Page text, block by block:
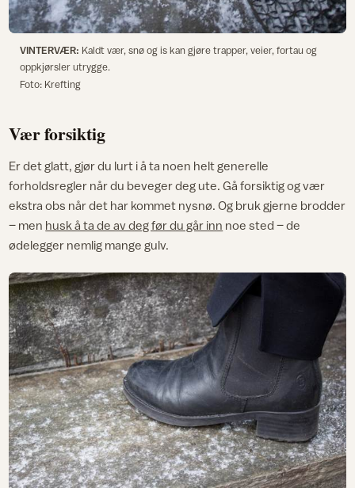
VINTERVÆR: Kaldt vær, snø og is kan gjøre trapper, veier, fortau og
oppkjørsler utrygge.
Foto: Krefting
Vær forsiktig
Er det glatt, gjør du lurt i å ta noen helt generelle
forholdsregler når du beveger deg ute. Gå forsiktig og vær
ekstra obs når det har kommet nysnø. Og bruk gjerne brodder
– men husk å ta de av deg før du går inn noe sted – de
ødelegger nemlig mange gulv.